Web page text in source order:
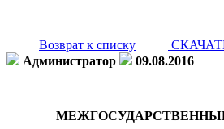
Возврат к списку
Администратор
09.08.2016